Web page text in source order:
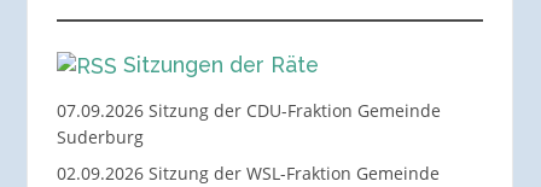
Sitzungen der Räte
07.09.2026 Sitzung der CDU-Fraktion Gemeinde
Suderburg
02.09.2026 Sitzung der WSL-Fraktion Gemeinde